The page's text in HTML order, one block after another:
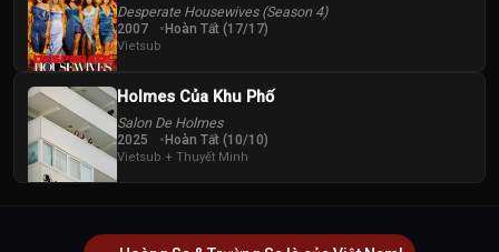
Desperate Housewives (Season 4)
2007 Hoàn Tất (17/17)
Vietsub
Holmes Của Khu Phố
Salon De Holmes
2025 Hoàn Tất (10/10)
Vietsub + Thuyết Minh